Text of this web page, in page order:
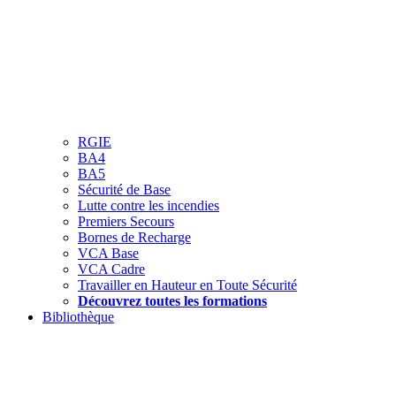
RGIE
BA4
BA5
Sécurité de Base
Lutte contre les incendies
Premiers Secours
Bornes de Recharge
VCA Base
VCA Cadre
Travailler en Hauteur en Toute Sécurité
Découvrez toutes les formations
Bibliothèque